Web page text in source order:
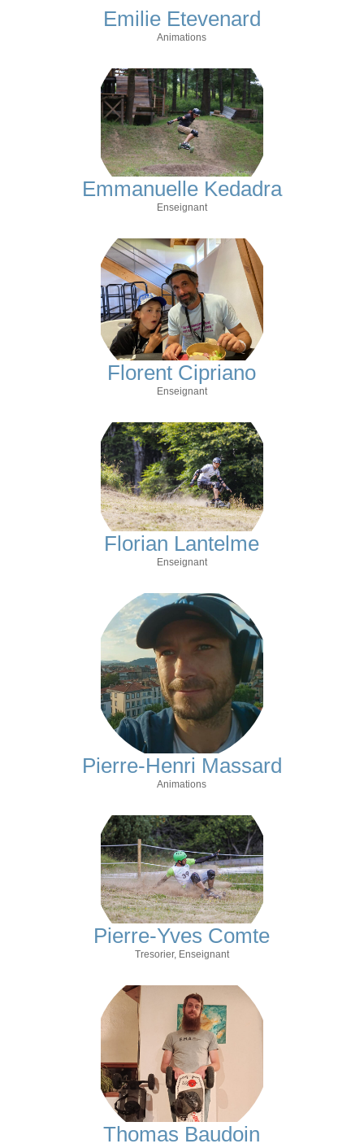
Emilie Etevenard
Animations
Emmanuelle Kedadra
Enseignant
Florent Cipriano
Enseignant
Florian Lantelme
Enseignant
Pierre-Henri Massard
Animations
Pierre-Yves Comte
Tresorier, Enseignant
Thomas Baudoin